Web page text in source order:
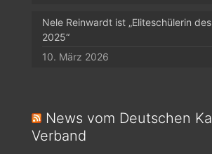
Nele Reinwardt ist „Eliteschülerin
2025“
10. März 2026
News vom Deutschen
Verband